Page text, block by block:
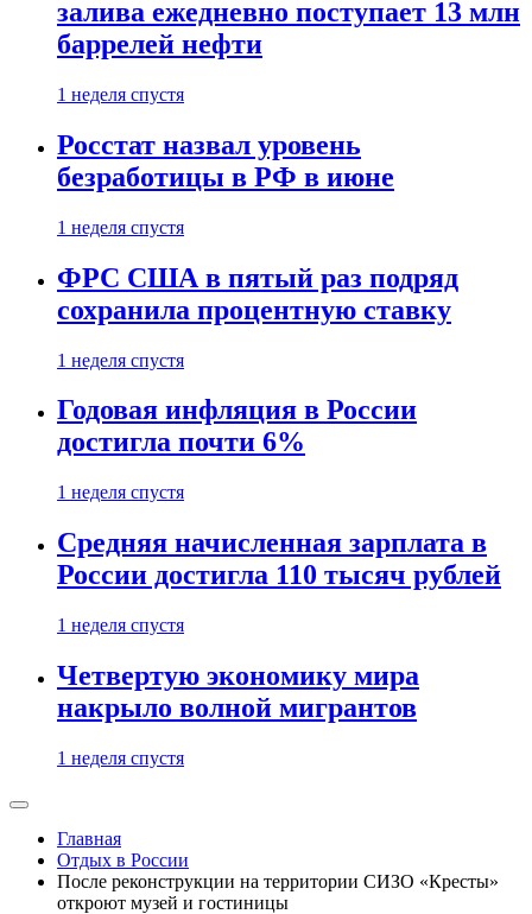
залива ежедневно поступает 13 млн
баррелей нефти
1 неделя спустя
Росстат назвал уровень
безработицы в РФ в июне
1 неделя спустя
ФРС США в пятый раз подряд
сохранила процентную ставку
1 неделя спустя
Годовая инфляция в России
достигла почти 6%
1 неделя спустя
Средняя начисленная зарплата в
России достигла 110 тысяч рублей
1 неделя спустя
Четвертую экономику мира
накрыло волной мигрантов
1 неделя спустя
Главная
Отдых в России
После реконструкции на территории СИЗО «Кресты»
откроют музей и гостиницы